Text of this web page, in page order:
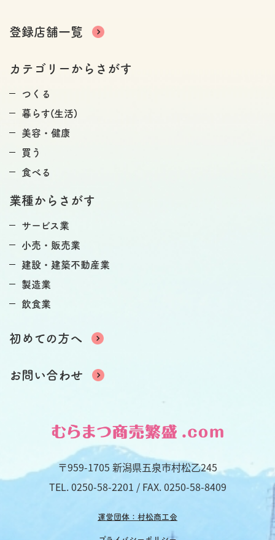
〒959-1705 新潟県五泉市村松乙245
TEL.0250-58-2201 / FAX. 0250-58-8409
運営団体：村松商工会
登録店舗一覧
カテゴリーからさがす
つくる
暮らす(生活)
美容・健康
買う
食べる
業種からさがす
サービス業
小売・販売業
建設・建築不動産業
製造業
飲食業
初めての方へ
お問い合わせ